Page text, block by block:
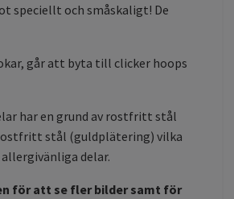
speciellt och småskaligt! De
går att byta till clicker hoops
har en grund av rostfritt stål
stål (guldplätering) vilka
allergivänliga delar.
för att se fler bilder samt för